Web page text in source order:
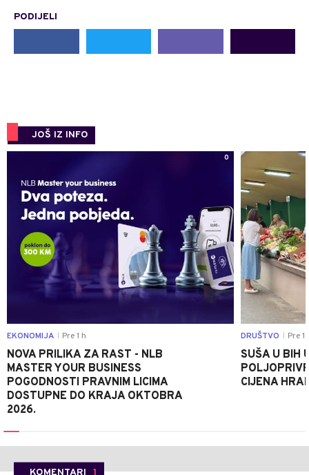
PODIJELI
JOŠ IZ INFO
0
EKONOMIJA Pre 1 h
NOVA PRILIKA ZA RAST - NLB
MASTER YOUR BUSINESS
POGODNOSTI PRAVNIM LICIMA
DOSTUPNE DO KRAJA OKTOBRA
2026.
DRUŠTVO Pre 1
SUŠA U BIH
CIJENA
KOMENTARI 1